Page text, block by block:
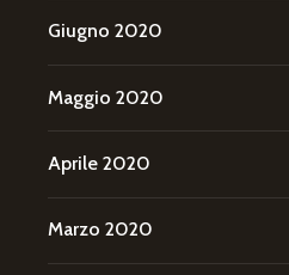
Giugno 2020
Maggio 2020
Aprile 2020
Marzo 2020